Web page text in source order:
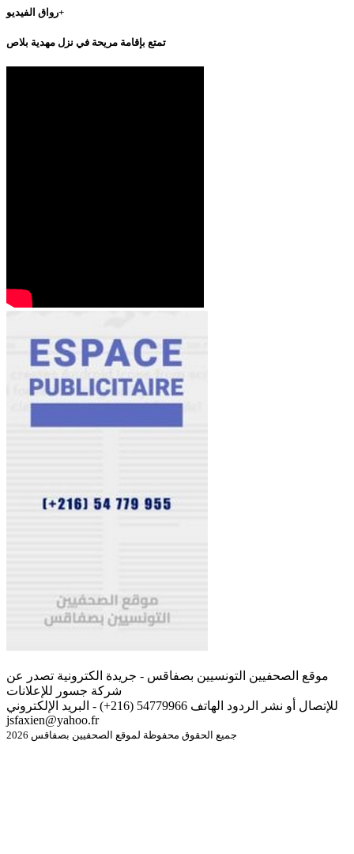
رواق الفيديو+
تمتع بإقامة مريحة في نزل مهدية بلاص
موقع الصحفيين التونسيين بصفاقس - جريدة الكترونية تصدر عن
شركة جسور للإعلانات
للإتصال أو نشر الردود الهاتف 54779966 (216+) - البريد الإلكتروني
jsfaxien@yahoo.fr
جميع الحقوق محفوظة لموقع الصحفيين بصفاقس 2026